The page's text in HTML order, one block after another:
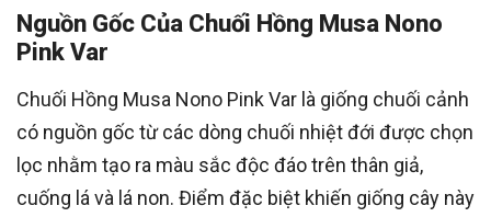
Nguồn Gốc Của Chuối Hồng Musa Nono
Pink Var
Chuối Hồng Musa Nono Pink Var là giống chuối cảnh
có nguồn gốc từ các dòng chuối nhiệt đới được chọn
lọc nhằm tạo ra màu sắc độc đáo trên thân giả,
cuống lá và lá non. Điểm đặc biệt khiến giống cây này